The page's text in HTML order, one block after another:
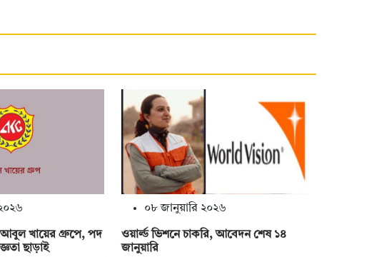
আবুল খায়ের গ্রুপে, পদ
ছাড়াই
০৮ জানুয়ারি ২০২৬
ওয়ার্ল্ড ভিশনে চাকরি, আবেদন শেষ ১৪
জানুয়ারি